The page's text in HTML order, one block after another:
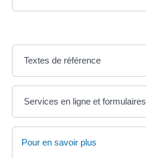
Textes de référence
Services en ligne et formulaires
Pour en savoir plus